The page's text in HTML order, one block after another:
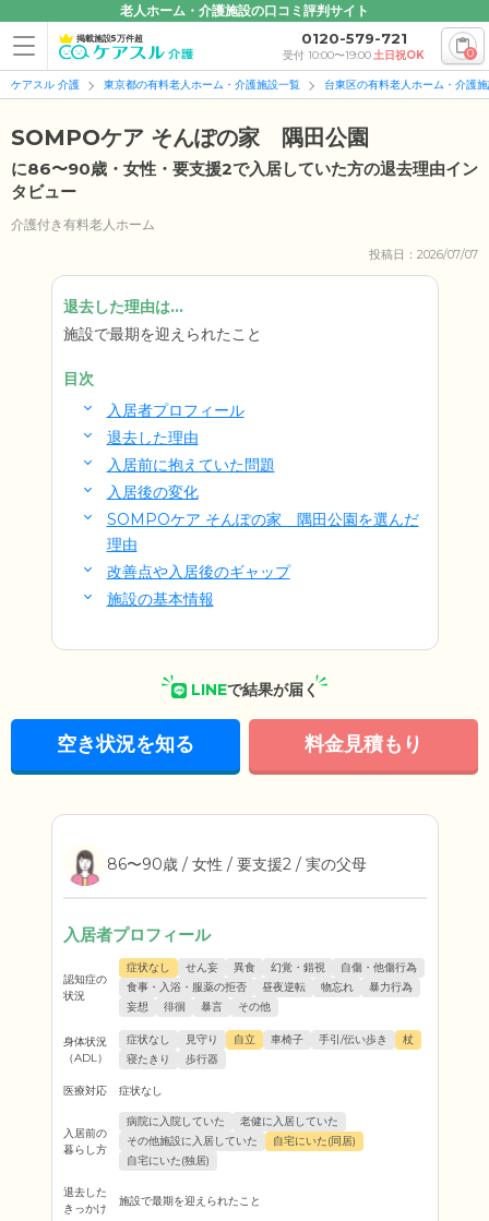
老人ホーム・介護施設の口コミ評判サイト
掲載施設5万件超 0120-579-721
受付 10:00〜19:00土日祝OK 0
ケアスル 介護 東京都の有料老人ホーム・介護施設一覧 台東区の有料老人ホーム・介護
SOMPOケア そんぽの家 隅田公園
に86〜90歳・女性・要支援2で入居していた方の退去理由イン
タビュー
介護付き有料老人ホーム
投稿日：2026/07/07
退去した理由は...
施設で最期を迎えられたこと
目次
入居者プロフィール
退去した理由
入居前に抱えていた問題
入居後の変化
SOMPOケア そんぽの家 隅田公園を選んだ
理由
改善点や入居後のギャップ
施設の基本情報
LINEで結果が届く
空き状況を知る 料金見積もり
86〜90歳 / 女性 / 要支援2 / 実の父母
入居者プロフィール
認知症の
状況
症状なし せん妄 異食 幻覚・錯視
自傷・他傷行為
食事・入浴・服薬の拒否
昼夜逆転 物忘れ
暴力行為
妄想
徘徊 暴言 その他
身体状況
（ADL）
症状なし 見守り 自立 車椅子 手引/伝い歩き
杖
寝たきり
歩行器
医療対応 症状なし
入居前の
暮らし方
病院に入院していた
老健に入居していた
その他施設に入居していた
自宅にいた(同居)
自宅にいた(独居)
退去した
きっかけ
施設で最期を迎えられたこと